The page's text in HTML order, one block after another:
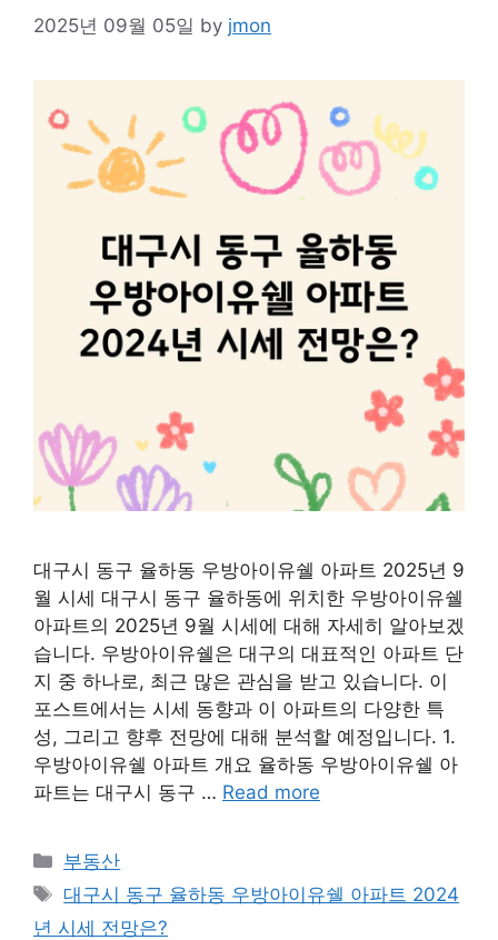
2025년 09월 05일 by jmon
대구시 동구 율하동 우방아이유쉘 아파트 2025년 9
월 시세 대구시 동구 율하동에 위치한 우방아이유쉘
아파트의 2025년 9월 시세에 대해 자세히 알아보겠
습니다. 우방아이유쉘은 대구의 대표적인 아파트 단
지 중 하나로, 최근 많은 관심을 받고 있습니다. 이
포스트에서는 시세 동향과 이 아파트의 다양한 특
성, 그리고 향후 전망에 대해 분석할 예정입니다. 1.
우방아이유쉘 아파트 개요 율하동 우방아이유쉘 아
파트는 대구시 동구 … Read more
Categories
부동산
Tags
대구시 동구 율하동 우방아이유쉘 아파트 2024
년 시세 전망은?